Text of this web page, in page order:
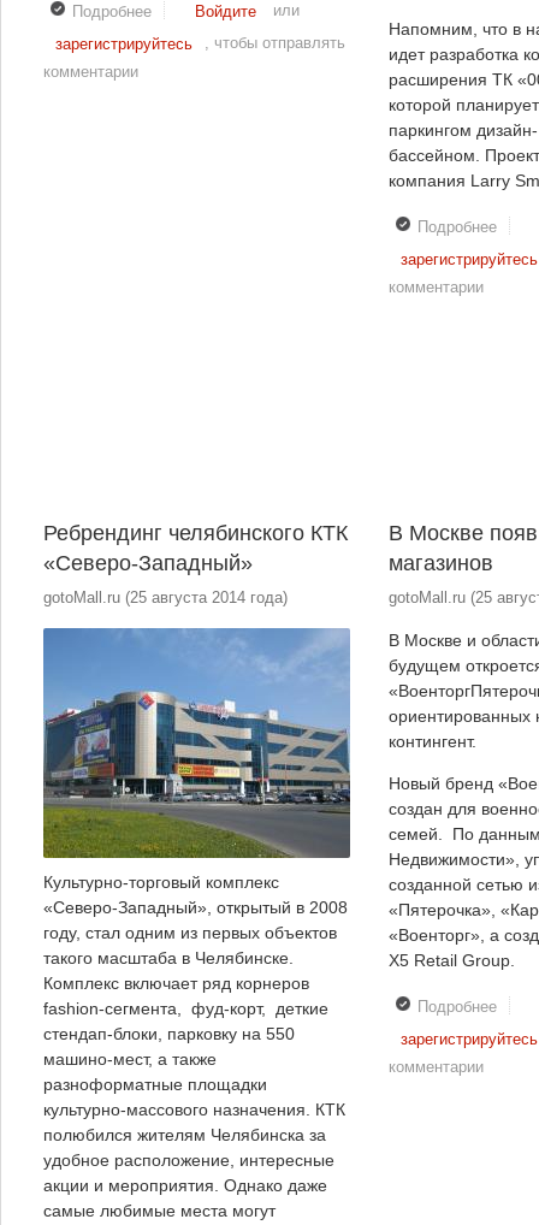
Подробнеео В Ленинском районе Подмосковья состоялось
открытие ТРЦ «Новые Лужники».
Войдите
или
зарегистрируйтесь
, чтобы отправлять
комментарии
Напомним, что в
идет разработка
расширения ТК
которой
паркингом
бассейном.
компания Larry
Подробнее о Над
зарегистрируйтесь
комментарии
Ребрендинг челябинского КТК
«Северо-Западный»
gotoMall.ru (25 августа 2014 года)
Культурно-торговый комплекс
«Северо-Западный», открытый в 2008
году, стал одним из первых объектов
такого масштаба в Челябинске.
Комплекс включает ряд корнеров
fashion-сегмента, фуд-корт, деткие
стендап-блоки, парковку на 550
машино-мест, а также
разноформатные площадки
культурно-массового назначения. КТК
полюбился жителям Челябинска за
удобное расположение, интересные
акции и мероприятия. Однако даже
самые любимые места могут
В Москве
магазинов
gotoMall.ru (25
В Москве и
будущем
ориентированных
контингент.
Новый бренд
создан для
семей. По
Недвижимости»,
созданной сетью
«Пятерочка»,
«Военторг», а
X5 Retail Group.
Подробнее о В
зарегистрируйтесь
комментарии